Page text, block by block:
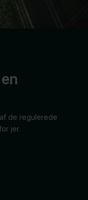
de regulerede
jer.